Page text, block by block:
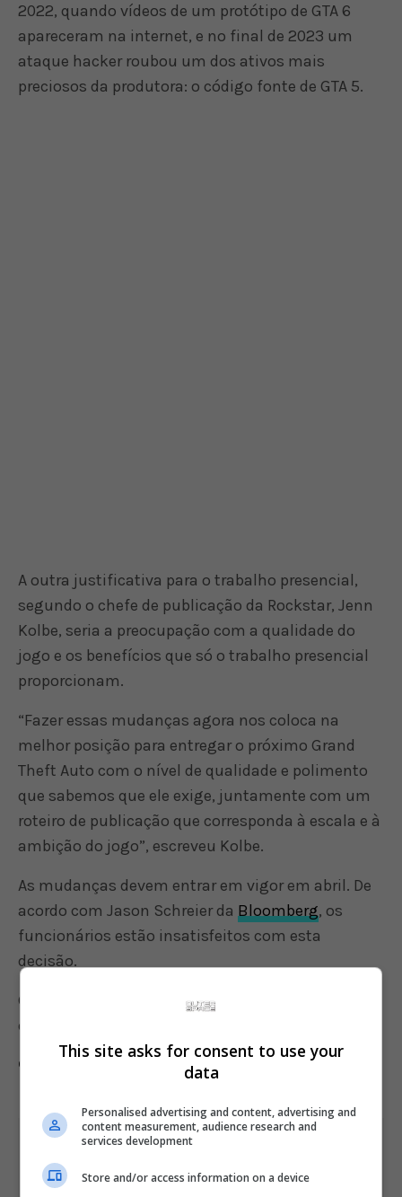
2022, quando vídeos de um protótipo de GTA 6
apareceram na internet, e no final de 2023 um
ataque hacker roubou um dos ativos mais
preciosos da produtora: o código fonte de GTA 5.
A outra justificativa para o trabalho presencial,
segundo o chefe de publicação da Rockstar, Jenn
Kolbe, seria a preocupação com a qualidade do
jogo e os benefícios que só o trabalho presencial
proporcionam.
“Fazer essas mudanças agora nos coloca na
melhor posição para entregar o próximo Grand
Theft Auto com o nível de qualidade e polimento
que sabemos que ele exige, juntamente com um
roteiro de publicação que corresponda à escala e à
ambição do jogo”, escreveu Kolbe.
As mudanças devem entrar em vigor em abril. De
acordo com Jason Schreier da Bloomberg, os
funcionários estão insatisfeitos com esta
decisão.
Grand Theft Auto 6 está previsto para ser lançado
em 2025 no PlayStation 5 e Xbox Series X|S.
Comente esta notícia no Fórum Outer Space
Share This
This site asks for consent to use your
data
Personalised advertising and content, advertising and
content measurement, audience research and
services development
Store and/or access information on a device